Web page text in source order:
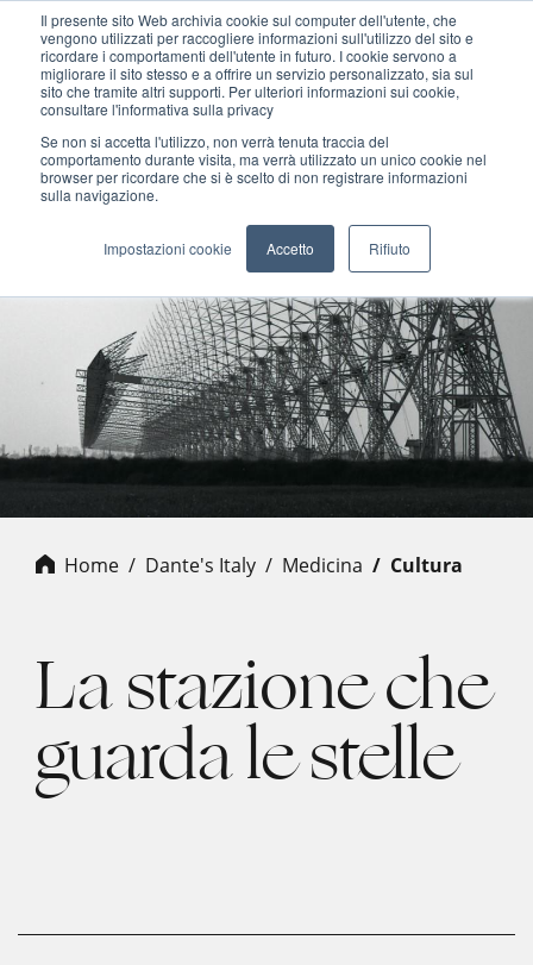
Il presente sito Web archivia cookie sul computer dell'utente, che
vengono utilizzati per raccogliere informazioni sull'utilizzo del sito e
ricordare i comportamenti dell'utente in futuro. I cookie servono a
migliorare il sito stesso e a offrire un servizio personalizzato, sia sul
sito che tramite altri supporti. Per ulteriori informazioni sui cookie,
consultare l'informativa sulla privacy
Se non si accetta l'utilizzo, non verrà tenuta traccia del
comportamento durante visita, ma verrà utilizzato un unico cookie nel
browser per ricordare che si è scelto di non registrare informazioni
sulla navigazione.
Impostazioni cookie Accetto Rifiuto
MENU
Home Dante's Italy medicina cultura
La stazione che
guarda le stelle